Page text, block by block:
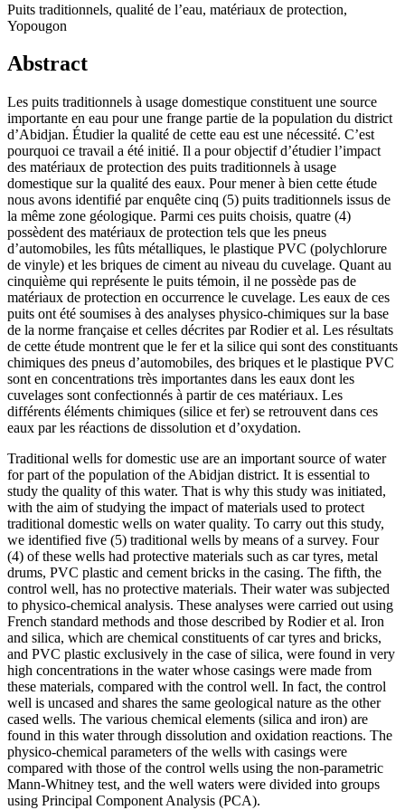
Puits traditionnels, qualité de l’eau, matériaux de protection,
Yopougon
Abstract
Les puits traditionnels à usage domestique constituent une source
importante en eau pour une frange partie de la population du district
d’Abidjan. Étudier la qualité de cette eau est une nécessité. C’est
pourquoi ce travail a été initié. Il a pour objectif d’étudier l’impact
des matériaux de protection des puits traditionnels à usage
domestique sur la qualité des eaux. Pour mener à bien cette étude
nous avons identifié par enquête cinq (5) puits traditionnels issus de
la même zone géologique. Parmi ces puits choisis, quatre (4)
possèdent des matériaux de protection tels que les pneus
d’automobiles, les fûts métalliques, le plastique PVC (polychlorure
de vinyle) et les briques de ciment au niveau du cuvelage. Quant au
cinquième qui représente le puits témoin, il ne possède pas de
matériaux de protection en occurrence le cuvelage. Les eaux de ces
puits ont été soumises à des analyses physico-chimiques sur la base
de la norme française et celles décrites par Rodier et al. Les résultats
de cette étude montrent que le fer et la silice qui sont des constituants
chimiques des pneus d’automobiles, des briques et le plastique PVC
sont en concentrations très importantes dans les eaux dont les
cuvelages sont confectionnés à partir de ces matériaux. Les
différents éléments chimiques (silice et fer) se retrouvent dans ces
eaux par les réactions de dissolution et d’oxydation.
Traditional wells for domestic use are an important source of water
for part of the population of the Abidjan district. It is essential to
study the quality of this water. That is why this study was initiated,
with the aim of studying the impact of materials used to protect
traditional domestic wells on water quality. To carry out this study,
we identified five (5) traditional wells by means of a survey. Four
(4) of these wells had protective materials such as car tyres, metal
drums, PVC plastic and cement bricks in the casing. The fifth, the
control well, has no protective materials. Their water was subjected
to physico-chemical analysis. These analyses were carried out using
French standard methods and those described by Rodier et al. Iron
and silica, which are chemical constituents of car tyres and bricks,
and PVC plastic exclusively in the case of silica, were found in very
high concentrations in the water whose casings were made from
these materials, compared with the control well. In fact, the control
well is uncased and shares the same geological nature as the other
cased wells. The various chemical elements (silica and iron) are
found in this water through dissolution and oxidation reactions. The
physico-chemical parameters of the wells with casings were
compared with those of the control wells using the non-parametric
Mann-Whitney test, and the well waters were divided into groups
using Principal Component Analysis (PCA).